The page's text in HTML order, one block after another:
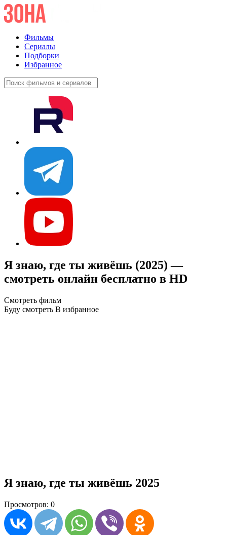
Фильмы
Сериалы
Подборки
Избранное
Я знаю, где ты живёшь (2025) —
смотреть онлайн бесплатно в HD
Смотреть фильм
Буду смотреть В избранное
Я знаю, где ты живёшь 2025
Просмотров: 0